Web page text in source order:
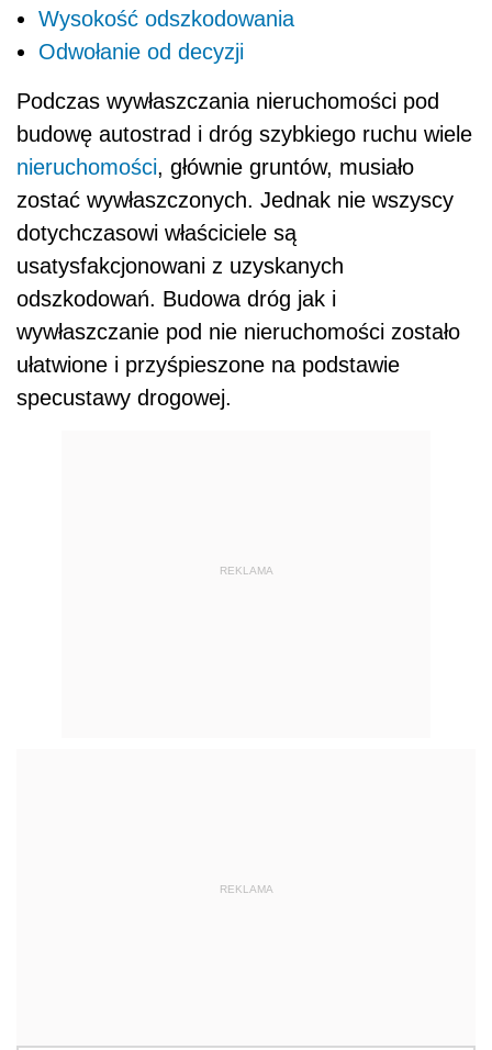
Wysokość odszkodowania
Odwołanie od decyzji
Podczas wywłaszczania nieruchomości pod
budowę autostrad i dróg szybkiego ruchu wiele
nieruchomości, głównie gruntów, musiało
zostać wywłaszczonych. Jednak nie wszyscy
dotychczasowi właściciele są
usatysfakcjonowani z uzyskanych
odszkodowań. Budowa dróg jak i
wywłaszczanie pod nie nieruchomości zostało
ułatwione i przyśpieszone na podstawie
specustawy drogowej.
REKLAMA
REKLAMA